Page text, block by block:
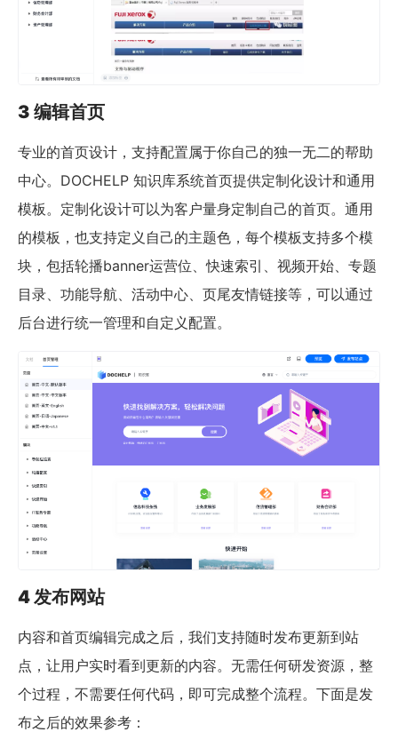
3 编辑首页
专业的首页设计，支持配置属于你自己的独一无二的帮助
中心。DOCHELP 知识库系统首页提供定制化设计和通用
模板。定制化设计可以为客户量身定制自己的首页。通用
的模板，也支持定义自己的主题色，每个模板支持多个模
块，包括轮播banner运营位、快速索引、视频开始、专题
目录、功能导航、活动中心、页尾友情链接等，可以通过
后台进行统一管理和自定义配置。
4 发布网站
内容和首页编辑完成之后，我们支持随时发布更新到站
点，让用户实时看到更新的内容。无需任何研发资源，整
个过程，不需要任何代码，即可完成整个流程。下面是发
布之后的效果参考：